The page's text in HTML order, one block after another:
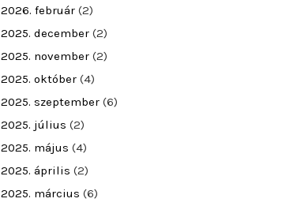
2026. február (2)
2025. december (2)
2025. november (2)
2025. október (4)
2025. szeptember (6)
2025. július (2)
2025. május (4)
2025. április (2)
2025. március (6)